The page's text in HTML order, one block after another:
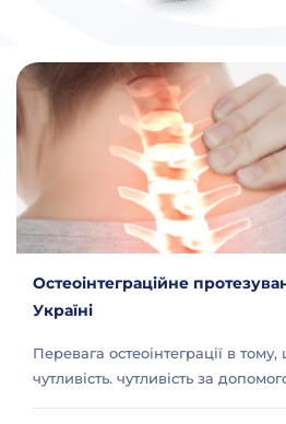
Остеоінтеграційне
Україні
Перевага остеоінтеграції в
чутливість. чутливість за